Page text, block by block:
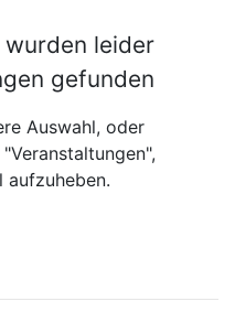
wurden leider
gefunden
Auswahl, oder
aufzuheben.